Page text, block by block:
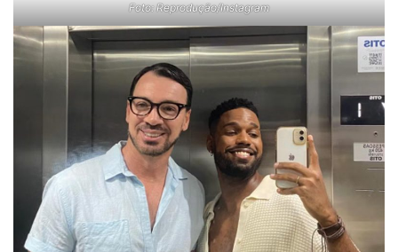
Foto: Reprodução/Instagram